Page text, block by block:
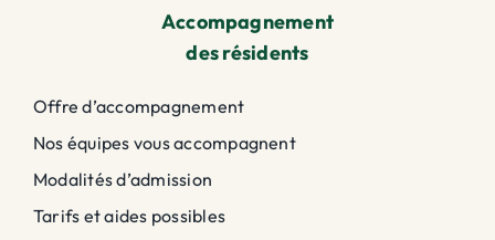
Accompagnement
des résidents
Offre d’accompagnement
Nos équipes vous accompagnent
Modalités d’admission
Tarifs et aides possibles